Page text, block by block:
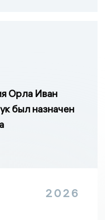
Орла Иван
был назначен
2026